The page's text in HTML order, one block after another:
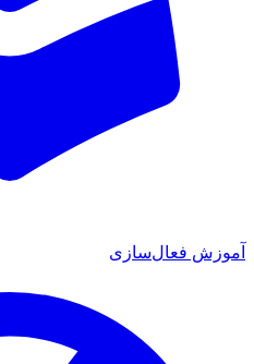
آموزش فعال‌سازی